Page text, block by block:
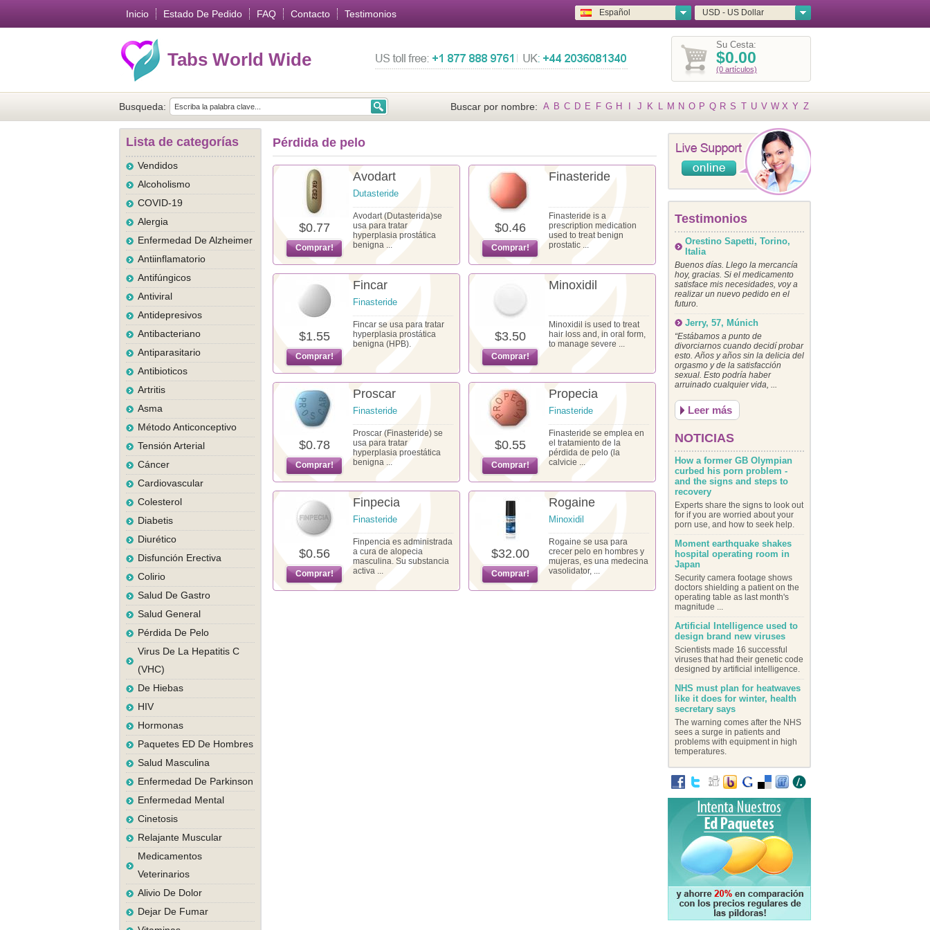
Inicio Estado De Pedido FAQ Contacto Testimonios USD - US Dollar
Español
Tabs World Wide
Su Cesta:
$0.00
(0 artículos)
Busqueda: Buscar por nombre: A B C D E F G H J K L M N O P Q R S T U V W X Y Z
Lista de categorías
Vendidos
Alcoholismo
COVID-19
Alergia
Enfermedad De Alzheimer
Antiinflamatorio
Antifúngicos
Antiviral
Antidepresivos
Antibacteriano
Antiparasitario
Antibioticos
Artritis
Asma
Método Anticonceptivo
Tensión Arterial
Cáncer
Cardiovascular
Colesterol
Diabetis
Diurético
Disfunción Erectiva
Colirio
Salud De Gastro
Salud General
Pérdida De Pelo
Virus De La Hepatitis C
(VHC)
De Hiebas
HIV
Hormonas
Paquetes ED De Hombres
Salud Masculina
Enfermedad De Parkinson
Enfermedad Mental
Cinetosis
Relajante Muscular
Medicamentos
Veterinarios
Alivio De Dolor
Dejar De Fumar
Pérdida de pelo
$0.77
Comprar!
Avodart
Dutasteride
Avodart (Dutasterida)se
usa para tratar
hyperplasia prostática
benigna ...
$0.46
Comprar!
Finasteride
Finasteride is a
prescription medication
used to treat benign
prostatic ...
$1.55
Comprar!
Fincar
Finasteride
Fincar se usa para tratar
hyperplasia prostática
benigna (HPB).
$3.50
Comprar!
Minoxidil
Minoxidil is used to treat
hair loss and, in oral form,
to manage severe ...
$0.78
Comprar!
Proscar
Finasteride
Proscar (Finasteride) se
usa para tratar
hyperplasia proestática
benigna ...
$0.55
Comprar!
Propecia
Finasteride
Finasteride se emplea en
el tratamiento de la
pérdida de pelo (la
calvicie ...
$0.56
Comprar!
Finpecia
Finasteride
Finpencia es administrada
a cura de alopecia
masculina. Su substancia
activa ...
$32.00
Comprar!
Rogaine
Minoxidil
Rogaine se usa para
crecer pelo en hombres y
mujeras, es una medecina
vasolidator, ...
Testimonios
Orestino Sapetti, Torino,
Italia
Buenos días. Llego la mercancía
hoy, gracias. Si el medicamento
satisface mis necesidades, voy a
realizar un nuevo pedido en el
futuro.
Jerry, 57, Múnich
“Estábamos a punto de
divorciarnos cuando decidí probar
esto. Años y años sin la delicia del
orgasmo y de la satisfacción
sexual. Esto podría haber
arruinado cualquier vida, ...
Leer más
NOTICIAS
How a former GB Olympian
curbed his porn problem -
and the signs and steps to
recovery
Experts share the signs to look out
for if you are worried about your
porn use, and how to seek help.
Moment earthquake shakes
hospital operating room in
Japan
Security camera footage shows
doctors shielding a patient on the
operating table as last month's
magnitude ...
Artificial Intelligence used to
design brand new viruses
Scientists made 16 successful
viruses that had their genetic code
designed by artificial intelligence.
NHS must plan for heatwaves
like it does for winter, health
secretary says
The warning comes after the NHS
sees a surge in patients and
problems with equipment in high
temperatures.